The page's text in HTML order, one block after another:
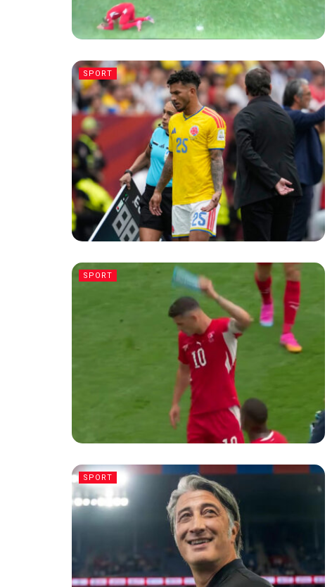
SPORT
SPORT
SPORT